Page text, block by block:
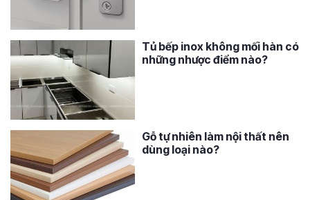
Tủ bếp inox không mối hàn có
những nhược điểm nào?
Gỗ tự nhiên làm nội thất nên
dùng loại nào?